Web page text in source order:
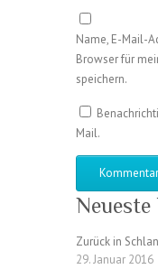
Name, E-Mail-
Browser für
speichern.
Mail.
Neueste
Zurück in
29. Januar 2016